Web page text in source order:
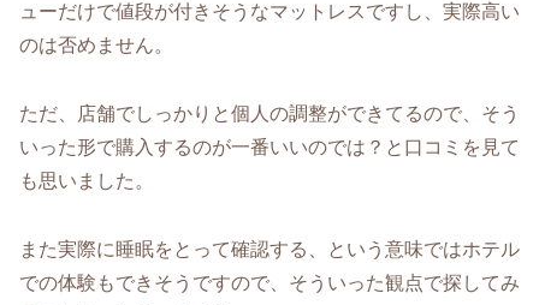
ューだけで値段が付きそうなマットレスですし、実際高い
のは否めません。
ただ、店舗でしっかりと個人の調整ができてるので、そう
いった形で購入するのが一番いいのでは？と口コミを見て
も思いました。
また実際に睡眠をとって確認する、という意味ではホテル
での体験もできそうですので、そういった観点で探してみ